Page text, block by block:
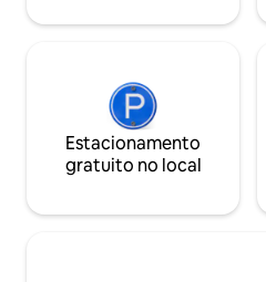
Estacionamento
gratuito no local